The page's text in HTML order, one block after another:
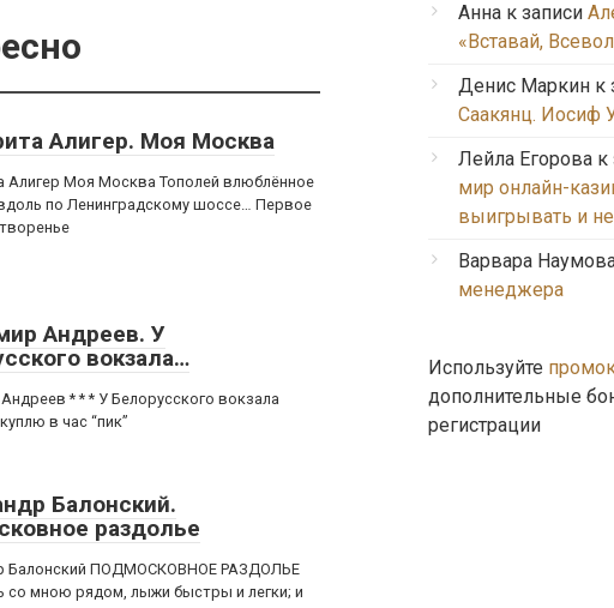
Алигер. Моя Москва
Алигер Моя Москва Тополей влюблённое
по Ленинградскому шоссе… Первое
Андреев. У
вокзала…
* * * У Белорусского вокзала
в час “пик”
Балонский.
раздолье
Балонский ПОДМОСКОВНОЕ РАЗДОЛЬЕ
со мною рядом, лыжи быстры и легки; и
Анна к записи
«Вставай,
Денис Маркин к
Саакянц. Иосиф
Лейла Егорова к
мир онлайн-
выигрывать и не
Варвара
менеджера
Используйте
дополнительные
регистрации